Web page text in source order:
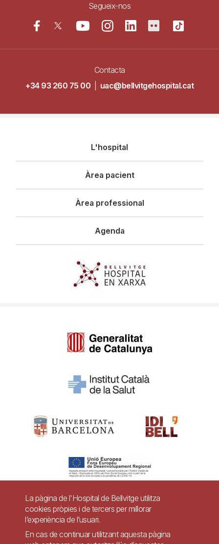
Segueix-nos
Contacta
+34 93 260 75 00
uac@bellvitgehospital.cat
principal
L'hospital
Àrea pacient
Àrea professional
Agenda
Pie
Contacte
La pàgina de l'Hospital de Bellvitge utilitza
cookies pròpies i de tercers per millorar
l’experiència de l’usuari.
En cas de continuar utilitzant aquesta pàgina